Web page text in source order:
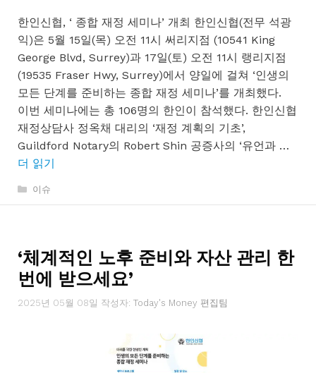
한인신협, ‘ 종합 재정 세미나’ 개최 한인신협(전무 석광
익)은 5월 15일(목) 오전 11시 써리지점 (10541 King
George Blvd, Surrey)과 17일(토) 오전 11시 랭리지점
(19535 Fraser Hwy, Surrey)에서 양일에 걸쳐 ‘인생의
모든 단계를 준비하는 종합 재정 세미나’를 개최했다.
이번 세미나에는 총 106명의 한인이 참석했다. 한인신협
재정상담사 정옥채 대리의 ‘재정 계획의 기초’,
Guildford Notary의 Robert Shin 공증사의 ‘유언과 …
더 읽기
카
이슈
‘체계적인 노후 준비와 자산 관리 한
번에 받으세요’
2025년 05월 08일 작성자: Today's Money 편집팀